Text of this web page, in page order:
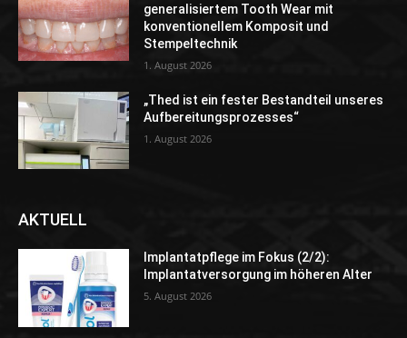
generalisiertem Tooth Wear mit
konventionellem Komposit und
Stempeltechnik
1. August 2026
„Thed ist ein fester Bestandteil unseres
Aufbereitungsprozesses“
1. August 2026
AKTUELL
Implantatpflege im Fokus (2/2):
Implantatversorgung im höheren Alter
5. August 2026